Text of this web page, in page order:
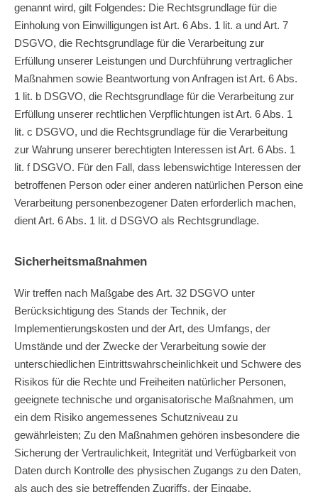
genannt wird, gilt Folgendes: Die Rechtsgrundlage für die
Einholung von Einwilligungen ist Art. 6 Abs. 1 lit. a und Art. 7
DSGVO, die Rechtsgrundlage für die Verarbeitung zur
Erfüllung unserer Leistungen und Durchführung vertraglicher
Maßnahmen sowie Beantwortung von Anfragen ist Art. 6 Abs.
1 lit. b DSGVO, die Rechtsgrundlage für die Verarbeitung zur
Erfüllung unserer rechtlichen Verpflichtungen ist Art. 6 Abs. 1
lit. c DSGVO, und die Rechtsgrundlage für die Verarbeitung
zur Wahrung unserer berechtigten Interessen ist Art. 6 Abs. 1
lit. f DSGVO. Für den Fall, dass lebenswichtige Interessen der
betroffenen Person oder einer anderen natürlichen Person eine
Verarbeitung personenbezogener Daten erforderlich machen,
dient Art. 6 Abs. 1 lit. d DSGVO als Rechtsgrundlage.
Sicherheitsmaßnahmen
Wir treffen nach Maßgabe des Art. 32 DSGVO unter
Berücksichtigung des Stands der Technik, der
Implementierungskosten und der Art, des Umfangs, der
Umstände und der Zwecke der Verarbeitung sowie der
unterschiedlichen Eintrittswahrscheinlichkeit und Schwere des
Risikos für die Rechte und Freiheiten natürlicher Personen,
geeignete technische und organisatorische Maßnahmen, um
ein dem Risiko angemessenes Schutzniveau zu
gewährleisten; Zu den Maßnahmen gehören insbesondere die
Sicherung der Vertraulichkeit, Integrität und Verfügbarkeit von
Daten durch Kontrolle des physischen Zugangs zu den Daten,
als auch des sie betreffenden Zugriffs, der Eingabe,